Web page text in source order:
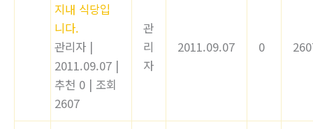
지내 식당입
니다.
관리자 |
2011.09.07 |
추천 0 | 조회
2607
관
리
자
2011.09.07 0